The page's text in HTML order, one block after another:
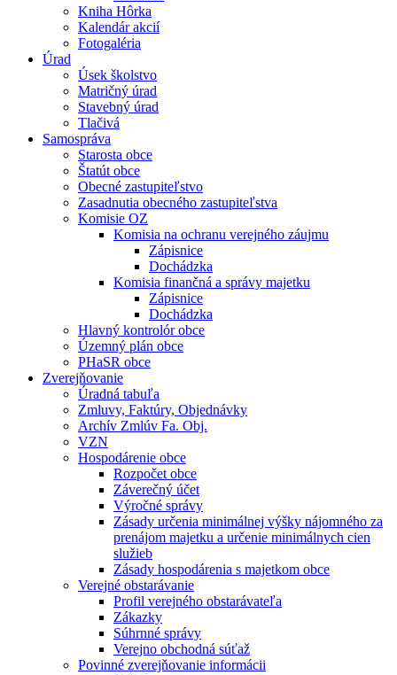
Kniha Hôrka
Kalendár akcií
Fotogaléria
Úrad
Úsek školstvo
Matričný úrad
Stavebný úrad
Tlačivá
Samospráva
Starosta obce
Štatút obce
Obecné zastupiteľstvo
Zasadnutia obecného zastupiteľstva
Komisie OZ
Komisia na ochranu verejného záujmu
Zápisnice
Dochádzka
Komisia finančná a správy majetku
Zápisnice
Dochádzka
Hlavný kontrolór obce
Územný plán obce
PHaSR obce
Zverejňovanie
Úradná tabuľa
Zmluvy, Faktúry, Objednávky
Archív Zmlúv Fa. Obj.
VZN
Hospodárenie obce
Rozpočet obce
Záverečný účet
Výročné správy
Zásady určenia minimálnej výšky nájomného za
prenájom majetku a určenie minimálnych cien
služieb
Zásady hospodárenia s majetkom obce
Verejné obstarávanie
Profil verejného obstarávateľa
Zákazky
Súhrnné správy
Verejno obchodná súťaž
Povinné zverejňovanie informácii